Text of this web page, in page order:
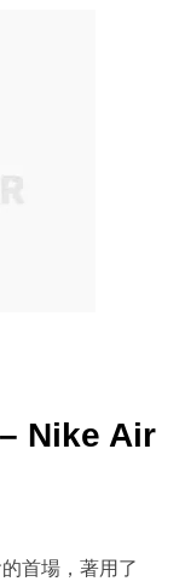
Nike Air
首場，著用了